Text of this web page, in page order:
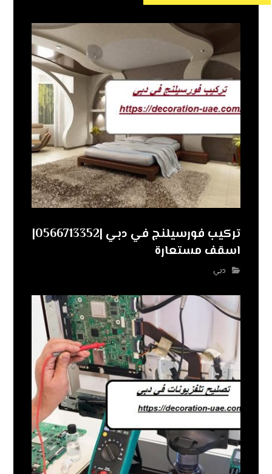
تركيب فورسيلنج في دبي |0566713352|
اسقف مستعارة
دبي